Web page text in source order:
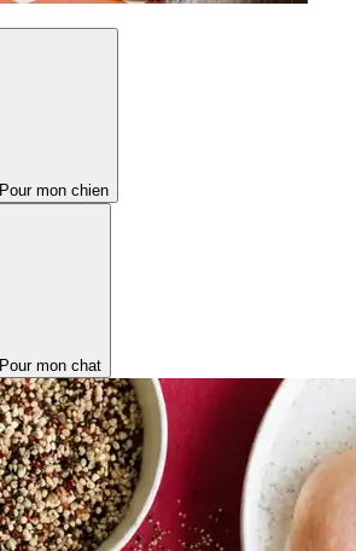
Pour mon chien
Pour mon chat